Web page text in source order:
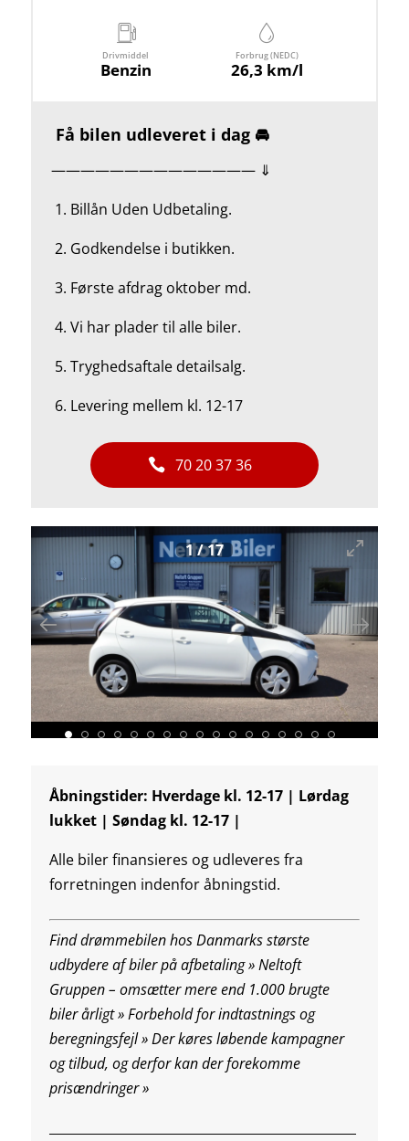
1/17
Åbningstider: Hverdage kl. 12-17 | Lørdag
lukket | Søndag kl. 12-17 |
Alle biler finansieres og udleveres fra
forretningen indenfor åbningstid.
Find drømmebilen hos Danmarks største
udbydere af biler på afbetaling » Neltoft
Gruppen – omsætter mere end 1.000 brugte
biler årligt » Forbehold for indtastnings og
beregningsfejl »Der køres løbende kampagner
og tilbud, og derfor kan der forekomme
prisændringer »
Drivmiddel
Benzin
Forbrug (NEDC)
26,3 km/l
Få bilen udleveret i dag 🚘
—————————————— ⇓
1. Billån Uden Udbetaling.
2. Godkendelse i butikken.
3. Første afdrag oktober md.
4. Vi har plader til alle biler.
5. Tryghedsaftale detailsalg.
6. Levering mellem kl. 12-17
70 20 37 36